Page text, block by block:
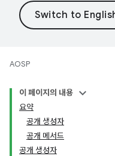
AOSP
이 페이지의 내용
요약
공개 생성자
공개 메서드
공개 생성자